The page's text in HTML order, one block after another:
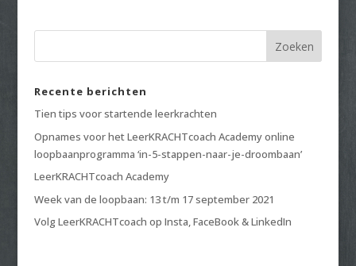
Recente berichten
Tien tips voor startende leerkrachten
Opnames voor het LeerKRACHTcoach Academy online
loopbaanprogramma ‘in-5-stappen-naar-je-droombaan’
LeerKRACHTcoach Academy
Week van de loopbaan: 13 t/m 17 september 2021
Volg LeerKRACHTcoach op Insta, FaceBook & LinkedIn